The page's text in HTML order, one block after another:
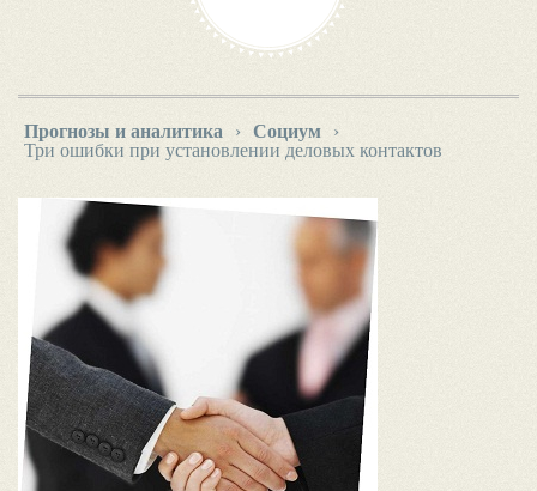
Прогнозы и аналитика › Социум
›
Три ошибки при установлении деловых контактов